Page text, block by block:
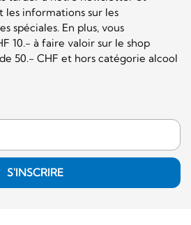
informations sur les
spéciales. En plus, vous
10.- à faire valoir sur le shop
50.- CHF et hors catégorie alcool
S'INSCRIRE